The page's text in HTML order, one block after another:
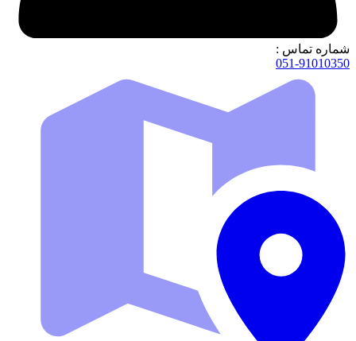
شماره تماس :
051-91010350